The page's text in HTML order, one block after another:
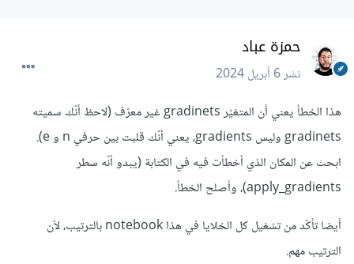
حمزة عباد
نشر6 أبريل 2024
هذا الخطأ يعني أن المتغيّر gradinets غير معرّف (لاحظ أنّك سميته
gradinets وليس gradients، يعني أنّك قلبت بين حرفي n و e).
ابحث عن المكان الذي أخطأت فيه في الكتابة (يبدو أنّه سطر
apply_gradients)، وأصلح الخطأ.
أيضا تأكّد من تشغيل كل الخلايا في هذا notebook بالترتيب، لأن
الترتيب مهم.